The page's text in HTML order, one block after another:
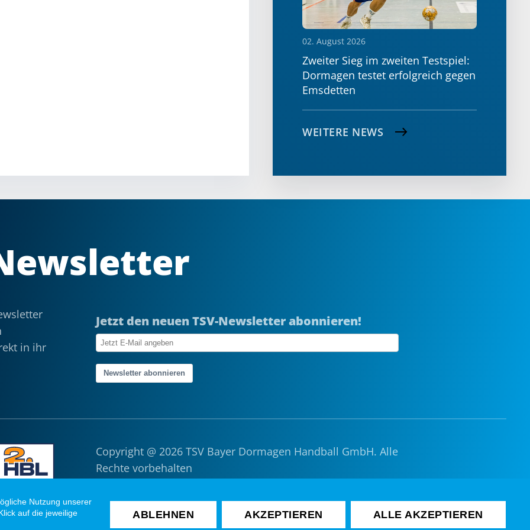
Nutzung unserer
auf die jeweilige
ABLEHNEN AKZEPTIEREN ALLE AKZEPTIEREN
02. August 2026
Zweiter Sieg im zweiten Testspiel:
Dormagen testet erfolgreich gegen
Emsdetten
WEITERE NEWS
in ihr
Jetzt den neuen TSV-Newsletter abonnieren!
Newsletter abonnieren
Copyright @ 2026 TSV Bayer Dormagen Handball GmbH. Alle
Rechte vorbehalten
Cookie Toolbar öffnen